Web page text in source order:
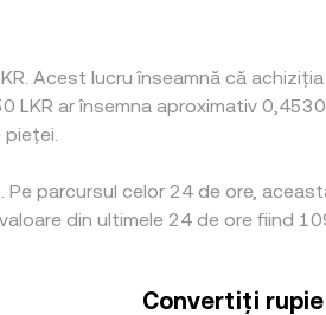
Acest lucru înseamnă că
LKR ar însemna aproximativ
pieței.
parcursul celor 24 de ore,
din ultimele 24 de ore fiind
Convertiți rupie